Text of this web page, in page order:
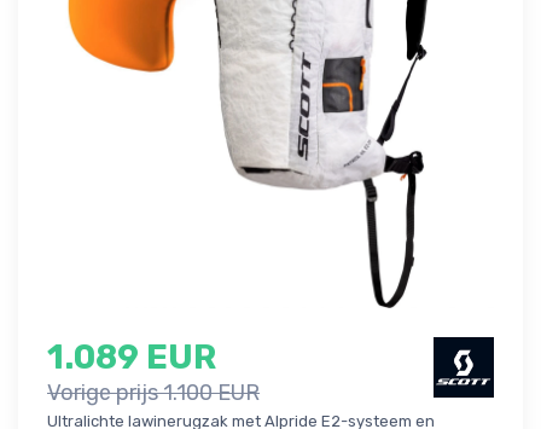
1.089 EUR
Vorige prijs 1.100 EUR
Ultralichte lawinerugzak met Alpride E2-systeem en